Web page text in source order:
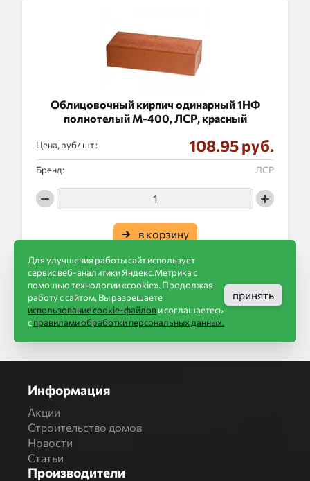
Облицовочный кирпич одинарный 1НФ
полнотелый М-400, ЛСР, красный
Цена, руб/ : 108.95 руб.
Бренд: ЛСР
в корзину
Информация
Акции
Строительство домов
Новости
Статьи
Производители
Для улучшения работы сайт использует
сервис веб-аналитики Яндекс.Метрика с
помощью технологии «cookie». Продолжая
работу с сайтом, Вы разрешаете
использование cookie-файлови соглашаетесь
справилами обработки персональных данных.
принять